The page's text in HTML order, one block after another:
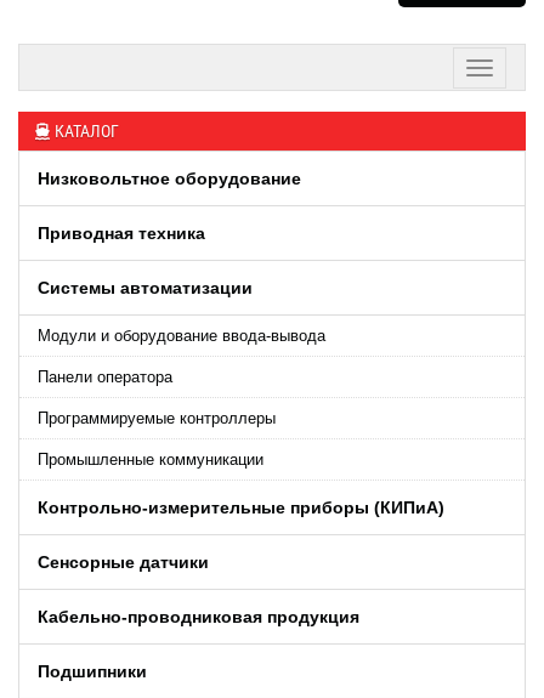
КАТАЛОГ
Низковольтное оборудование
Приводная техника
Системы автоматизации
Модули и оборудование ввода-вывода
Панели оператора
Программируемые контроллеры
Промышленные коммуникации
Контрольно-измерительные приборы (КИПиA)
Сенсорные датчики
Кабельно-проводниковая продукция
Подшипники